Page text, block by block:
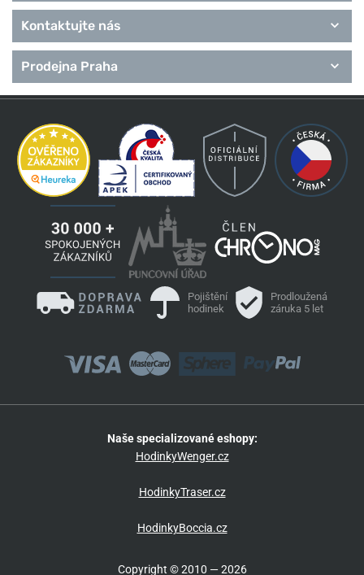
Kontaktujte nás
Prodejna Praha
Pojištění
hodinek
Prodloužená
záruka 5 let
Naše specializované eshopy:
HodinkyWenger.cz
HodinkyTraser.cz
HodinkyBoccia.cz
Copyright © 2010 — 2026